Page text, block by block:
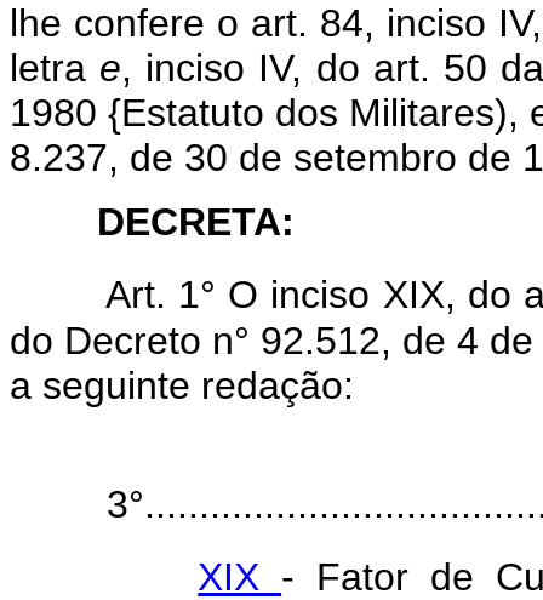
lhe confere o art. 84, inciso
letra e, inciso IV, do art. 50
1980 {Estatuto dos Militares),
8.237, de 30 de setembro de
DECRETA:
Art. 1° O inciso XIX, do
do Decreto n° 92.512, de 4
a seguinte redação:
XIX - Fator de